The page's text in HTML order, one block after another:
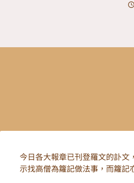
今日各大報章已刊登羅文的訃
示找高僧為籮記做法事，而籮記